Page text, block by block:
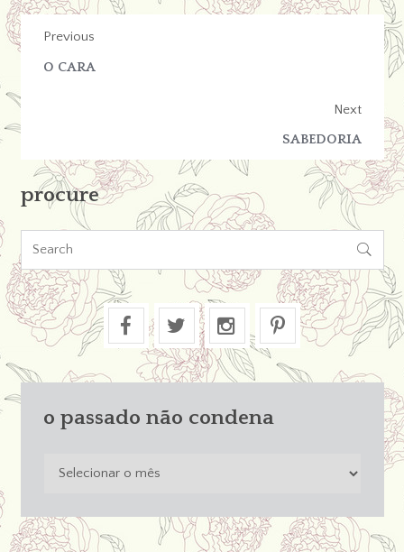
Previous
O CARA
Next
SABEDORIA
procure

o passado não condena
condena